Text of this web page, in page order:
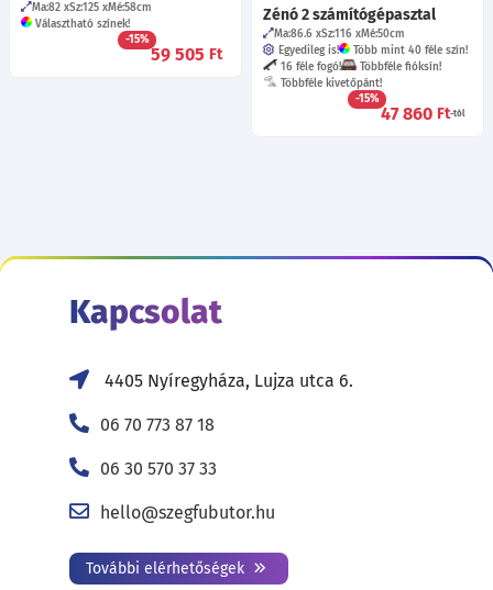
Ma:82 Sz:125 Mé:58cm
Választható színek!
-15%
59 505 Ft
Zénó 2 számítógépasztal
Ma:86.6 Sz:116 Mé:50cm
Egyedileg is!
Több mint 40 féle szín!
16 féle fogó!
Többféle fióksín!
Többféle kivetőpánt!
-15%
47 860 Ft-tól
Kapcsolat
4405 Nyíregyháza, Lujza utca 6.
06 70 773 87 18
06 30 570 37 33
hello@szegfubutor.hu
További elérhetőségek